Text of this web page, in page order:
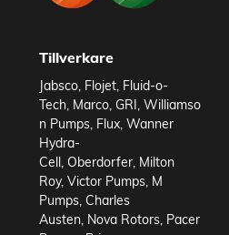
Tillverkare
Jabsco, Flojet, Fluid-o-
Tech, Marco, GRI, Williamso
n Pumps, Flux, Wanner
Hydra-
Cell, Oberdorfer, Milton
Roy, Victor Pumps, M
Pumps, Charles
Austen, Nova Rotors, Pacer